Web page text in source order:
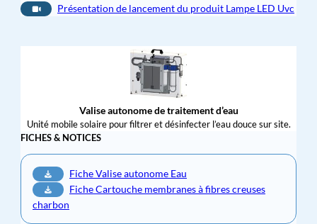
Présentation de lancement du produit Lampe LED Uvc
Valise autonome de traitement d’eau
Unité mobile solaire pour filtrer et désinfecter l’eau douce sur site.
FICHES & NOTICES
Fiche Valise autonome Eau
Fiche Cartouche membranes à fibres creuses
charbon